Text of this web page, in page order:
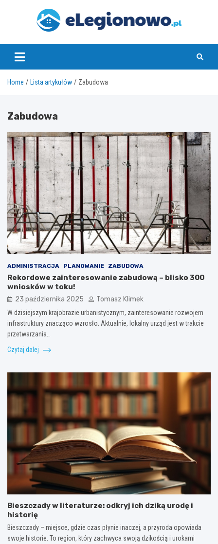
eLegionowo.pl
Home Lista artykułów Zabudowa
Zabudowa
ADMINISTRACJA PLANOWANIE ZABUDOWA
Rekordowe zainteresowanie zabudową – blisko 300
wniosków w toku!
23 października 2025 Tomasz Klimek
W dzisiejszym krajobrazie urbanistycznym, zainteresowanie rozwojem
infrastruktury znacząco wzrosło. Aktualnie, lokalny urząd jest w trakcie
przetwarzania…
Czytaj dalej
Bieszczady w literaturze: odkryj ich dziką urodę i
historię
Bieszczady – miejsce, gdzie czas płynie inaczej, a przyroda opowiada
swoje historie. To region, który zachwyca swoją dzikością i urokami